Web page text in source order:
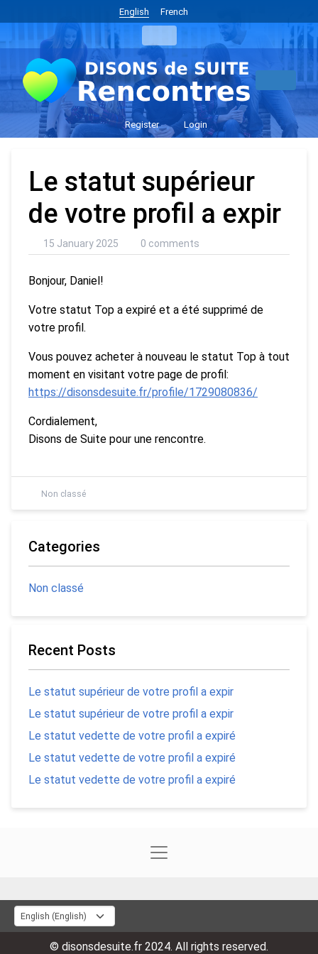
English French
Register Login
Le statut supérieur
de votre profil a expir
15 January 2025 0 comments
Bonjour, Daniel!
Votre statut Top a expiré et a été supprimé de
votre profil.
Vous pouvez acheter à nouveau le statut Top à tout
moment en visitant votre page de profil:
https://disonsdesuite.fr/profile/1729080836/
Cordialement,
Disons de Suite pour une rencontre.
Non classé
Categories
Non classé
Recent Posts
Le statut supérieur de votre profil a expir
Le statut supérieur de votre profil a expir
Le statut vedette de votre profil a expiré
Le statut vedette de votre profil a expiré
Le statut vedette de votre profil a expiré
© disonsdesuite.fr 2024. All rights reserved.